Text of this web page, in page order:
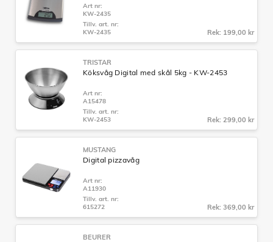
Art nr:
KW-2435
Tillv. art. nr:
KW-2435
Rek: 199,00 kr
TRISTAR
Köksvåg Digital med skål 5kg - KW-2453
Art nr:
A15478
Tillv. art. nr:
KW-2453
Rek: 299,00 kr
MUSTANG
Digital pizzavåg
Art nr:
A11930
Tillv. art. nr:
615272
Rek: 369,00 kr
BEURER